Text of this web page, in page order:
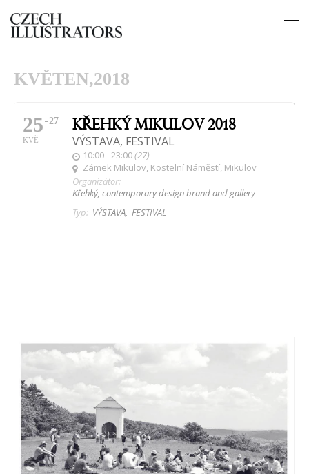
KVĚTEN,2018
25
KVĚ
27 KŘEHKÝ MIKULOV 2018
VÝSTAVA, FESTIVAL
10:00 - 23:00(27)
Zámek Mikulov , Kostelní Náměstí, Mikulov
Organizátor:
Křehký, contemporary design brand and gallery
Typ: VÝSTAVA, FESTIVAL